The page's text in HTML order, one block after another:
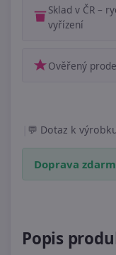
Sklad v ČR –
vyřízení
Ověřený
Dotaz k
Doprava
Popis